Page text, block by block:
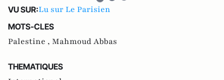
VU SUR:Lu sur Le Parisien
MOTS-CLES
Palestine , Mahmoud Abbas
THEMATIQUES